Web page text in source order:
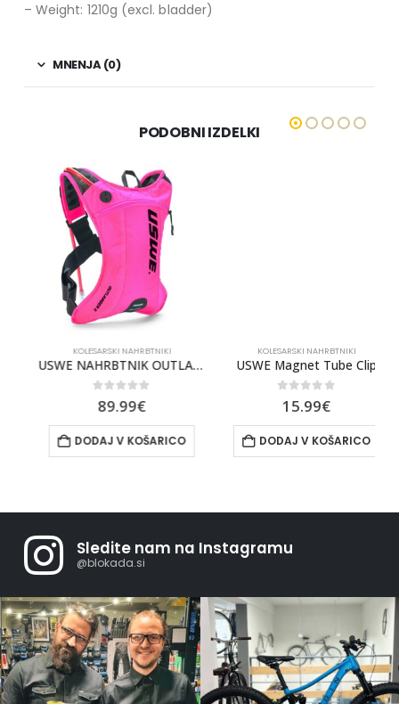
– Weight: 1210g (excl. bladder)
MNENJA (0)
PODOBNI IZDELKI
KOLESARSKI NAHRBTNIKI
USWE NAHRBTNIK OUTLANDER 2 PINK
out of 5
89.99€
DODAJ V KOŠARICO
KOLESARSKI NAHRBTNIKI
USWE Magnet Tube Clip
out of 5
15.99€
DODAJ V KOŠARICO
Sledite nam na Instagramu
@blokada.si